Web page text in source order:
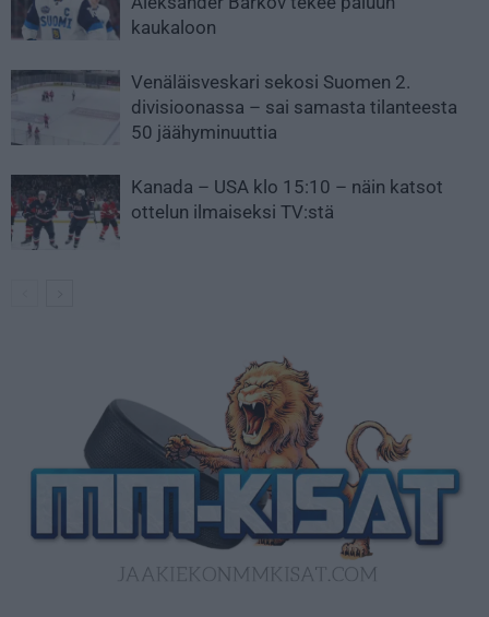
kaukaloon
Venäläisveskari sekosi Suomen 2.
divisioonassa – sai samasta tilanteesta
50 jäähyminuuttia
Kanada – USA klo 15:10 – näin katsot
ottelun ilmaiseksi TV:stä